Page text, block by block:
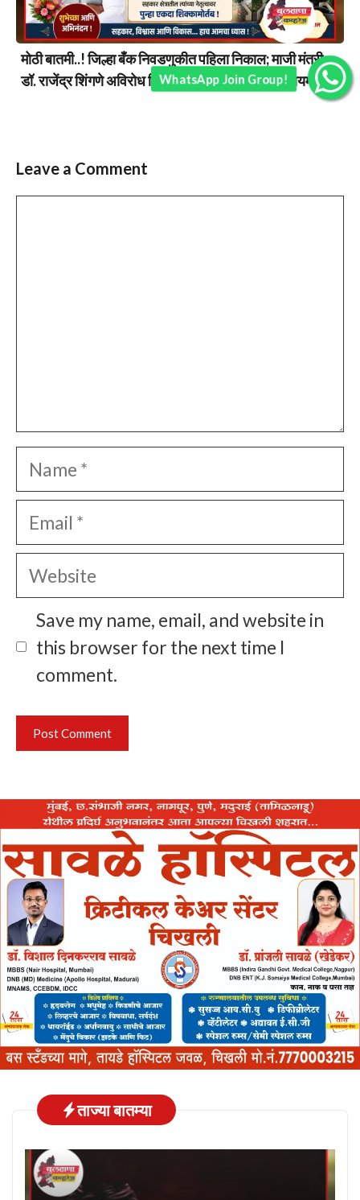
मोठी बातमी..! जिल्हा बँक निवडणुकीत पहिला निकाल; माजी मंत्री
डॉ. राजेंद्र शिंगणे अविरोध विजयी, सहकारातील दबदबा कायम…
Leave a Comment
Name
Email
Website
Save my name, email, and website in
this browser for the next time I
comment.
ताज्या बातम्या
WhatsApp Join Group!